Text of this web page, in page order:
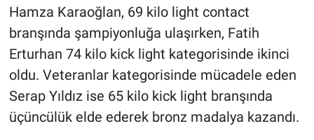
Hamza Karaoğlan, 69 kilo light contact
branşında şampiyonluğa ulaşırken, Fatih
Erturhan 74 kilo kick light kategorisinde ikinci
oldu. Veteranlar kategorisinde mücadele eden
Serap Yıldız ise 65 kilo kick light branşında
üçüncülük elde ederek bronz madalya kazandı.